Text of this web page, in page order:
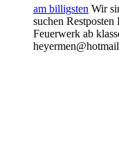
am billigsten Wir
suchen
Feuerwerk ab